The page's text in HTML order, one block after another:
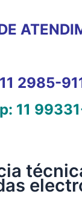
11 2985-
11